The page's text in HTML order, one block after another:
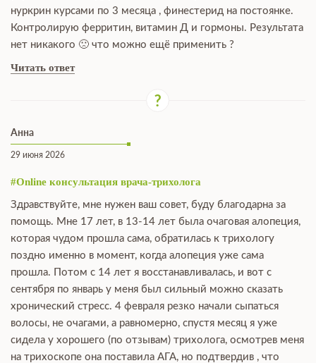
нуркрин курсами по 3 месяца , финестерид на постоянке.
Контролирую ферритин, витамин Д и гормоны. Результата
нет никакого 🙁 что можно ещё применить ?
Читать ответ
Анна
29 июня 2026
#Online консультация врача-трихолога
Здравствуйте, мне нужен ваш совет, буду благодарна за
помощь. Мне 17 лет, в 13-14 лет была очаговая алопеция,
которая чудом прошла сама, обратилась к трихологу
поздно именно в момент, когда алопеция уже сама
прошла. Потом с 14 лет я восстанавливалась, и вот с
сентября по январь у меня был сильный можно сказать
хронический стресс. 4 февраля резко начали сыпаться
волосы, не очагами, а равномерно, спустя месяц я уже
сидела у хорошего (по отзывам) трихолога, осмотрев меня
на трихоскопе она поставила АГА, но подтвердив , что